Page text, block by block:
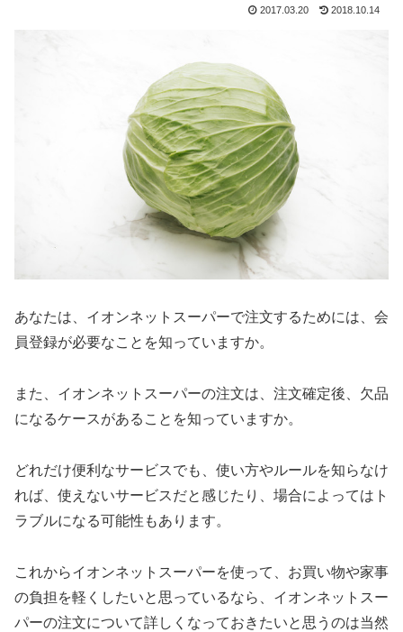
2017.03.20 2018.10.14
あなたは、イオンネットスーパーで注文するためには、会
員登録が必要なことを知っていますか。
また、イオンネットスーパーの注文は、注文確定後、欠品
になるケースがあることを知っていますか。
どれだけ便利なサービスでも、使い方やルールを知らなけ
れば、使えないサービスだと感じたり、場合によってはト
ラブルになる可能性もあります。
これからイオンネットスーパーを使って、お買い物や家事
の負担を軽くしたいと思っているなら、イオンネットスー
パーの注文について詳しくなっておきたいと思うのは当然